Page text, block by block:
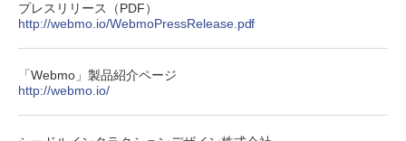
プレスリリース（PDF）
http://webmo.io/WebmoPressRelease.pdf
「Webmo」製品紹介ページ
http://webmo.io/